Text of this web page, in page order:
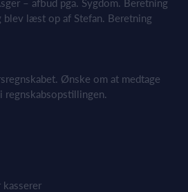
– afbud pga. Sygdom. Beretning
blev læst op af Stefan. Beretning
Ønske om at medtage
regnskabsopstillingen.
kasserer